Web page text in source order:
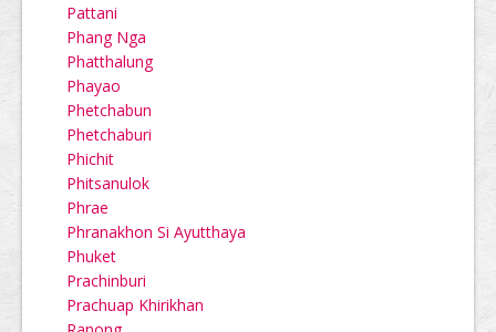
Pattani
Phang Nga
Phatthalung
Phayao
Phetchabun
Phetchaburi
Phichit
Phitsanulok
Phrae
Phranakhon Si Ayutthaya
Phuket
Prachinburi
Prachuap Khirikhan